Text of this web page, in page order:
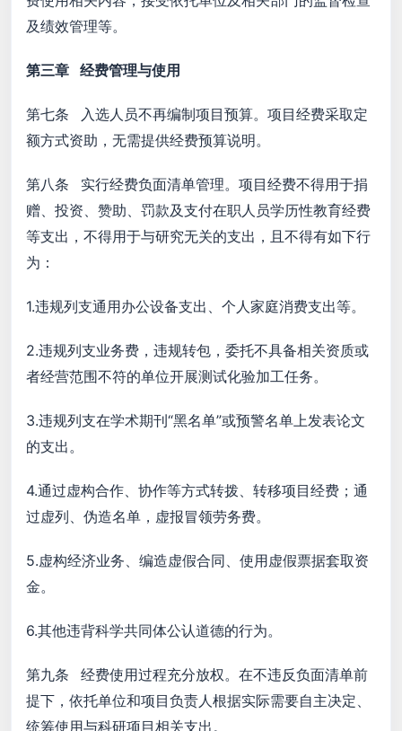
及绩效管理等。
第三章 经费管理与使用
第七条 入选人员不再编制项目预算。项目经费采取定
额方式资助，无需提供经费预算说明。
第八条 实行经费负面清单管理。项目经费不得用于捐
赠、投资、赞助、罚款及支付在职人员学历性教育经费
等支出，不得用于与研究无关的支出，且不得有如下行
为：
1.违规列支通用办公设备支出、个人家庭消费支出等。
2.违规列支业务费，违规转包，委托不具备相关资质或
者经营范围不符的单位开展测试化验加工任务。
3.违规列支在学术期刊“黑名单”或预警名单上发表论文
的支出。
4.通过虚构合作、协作等方式转拨、转移项目经费；通
过虚列、伪造名单，虚报冒领劳务费。
5.虚构经济业务、编造虚假合同、使用虚假票据套取资
金。
6.其他违背科学共同体公认道德的行为。
第九条 经费使用过程充分放权。在不违反负面清单前
提下，依托单位和项目负责人根据实际需要自主决定、
统筹使用与科研项目相关支出。